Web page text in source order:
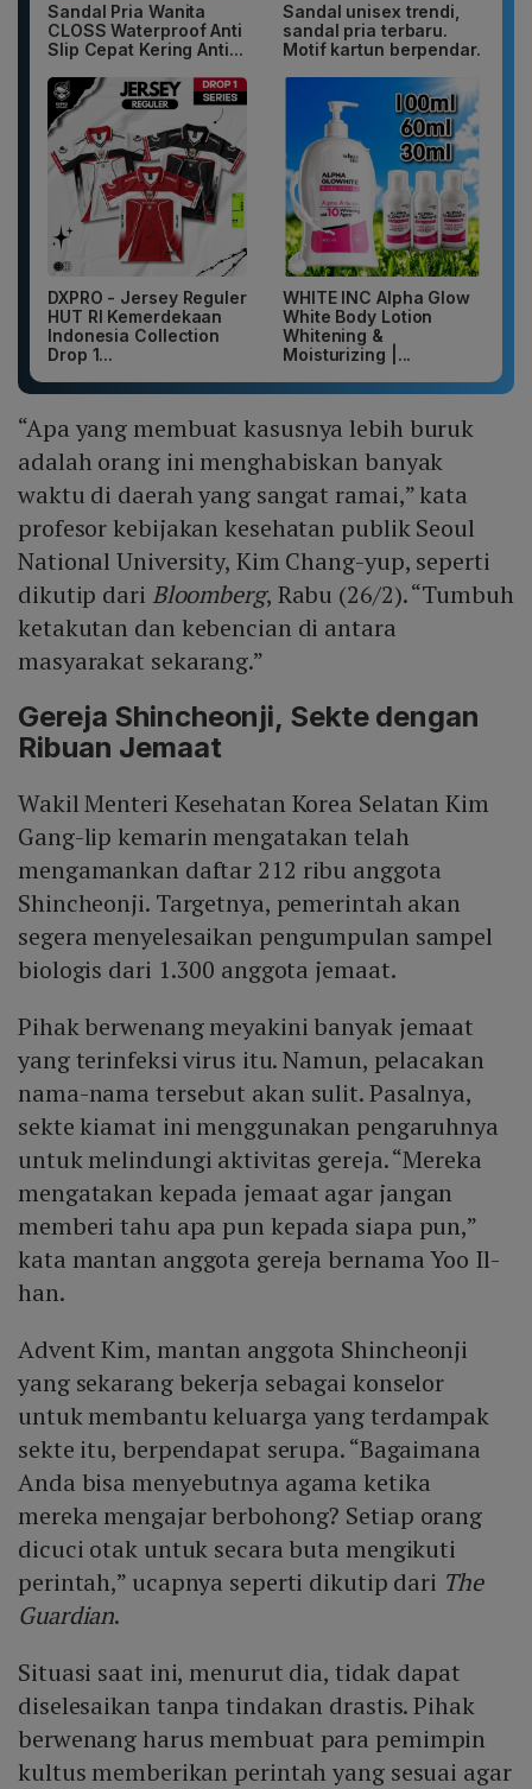
Sandal Pria Wanita
CLOSS Waterproof Anti
Slip Cepat Kering Anti...
Sandal unisex trendi,
sandal pria terbaru.
Motif kartun berpendar.
DXPRO - Jersey Reguler
HUT RI Kemerdekaan
Indonesia Collection
Drop 1...
WHITE INC Alpha Glow
White Body Lotion
Whitening &
Moisturizing |...
“Apa yang membuat kasusnya lebih buruk
adalah orang ini menghabiskan banyak
waktu di daerah yang sangat ramai,” kata
profesor kebijakan kesehatan publik Seoul
National University, Kim Chang-yup, seperti
dikutip dari Bloomberg, Rabu (26/2). “Tumbuh
ketakutan dan kebencian di antara
masyarakat sekarang.”
Gereja Shincheonji, Sekte dengan
Ribuan Jemaat
Wakil Menteri Kesehatan Korea Selatan Kim
Gang-lip kemarin mengatakan telah
mengamankan daftar 212 ribu anggota
Shincheonji. Targetnya, pemerintah akan
segera menyelesaikan pengumpulan sampel
biologis dari 1.300 anggota jemaat.
Pihak berwenang meyakini banyak jemaat
yang terinfeksi virus itu. Namun, pelacakan
nama-nama tersebut akan sulit. Pasalnya,
sekte kiamat ini menggunakan pengaruhnya
untuk melindungi aktivitas gereja. “Mereka
mengatakan kepada jemaat agar jangan
memberi tahu apa pun kepada siapa pun,”
kata mantan anggota gereja bernama Yoo Il-
han.
Advent Kim, mantan anggota Shincheonji
yang sekarang bekerja sebagai konselor
untuk membantu keluarga yang terdampak
sekte itu, berpendapat serupa. “Bagaimana
Anda bisa menyebutnya agama ketika
mereka mengajar berbohong? Setiap orang
dicuci otak untuk secara buta mengikuti
perintah,” ucapnya seperti dikutip dari The
Guardian.
Situasi saat ini, menurut dia, tidak dapat
diselesaikan tanpa tindakan drastis. Pihak
berwenang harus membuat para pemimpin
kultus memberikan perintah yang sesuai agar